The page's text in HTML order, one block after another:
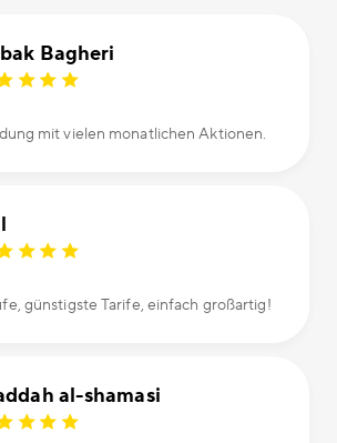
Bagheri
mit vielen monatlichen Aktionen.
günstigste Tarife, einfach großartig!
al-shamasi